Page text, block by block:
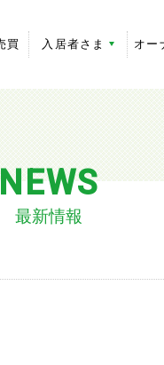
買 入居者さま オー
最新情報